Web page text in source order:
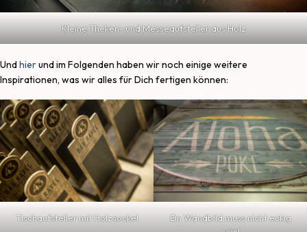
Kleine Theken- und Messeaufsteller aus Holz
Undhierund im Folgenden haben wir noch einige weitere
Inspirationen, was wir alles für Dich fertigen können:
Tischaufsteller mit Holzsockel
Ein Wandbild muss nicht eckig